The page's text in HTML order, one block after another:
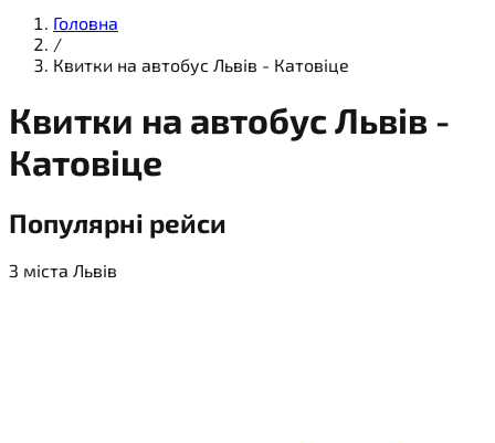
Головна
/
Квитки на автобус Львів - Катовіце
Квитки на автобусЛьвів -
Катовіце
Популярні рейси
З міста Львів